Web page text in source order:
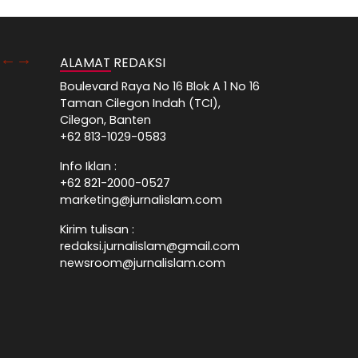
ALAMAT REDAKSI
Boulevard Raya No 16 Blok A 1 No 16
Taman Cilegon Indah (TCI),
Cilegon, Banten
+62 813-1029-0583
Info Iklan :
+62 821-2000-0527
marketing@jurnalislam.com
Kirim tulisan :
redaksi.jurnalislam@gmail.com
newsroom@jurnalislam.com